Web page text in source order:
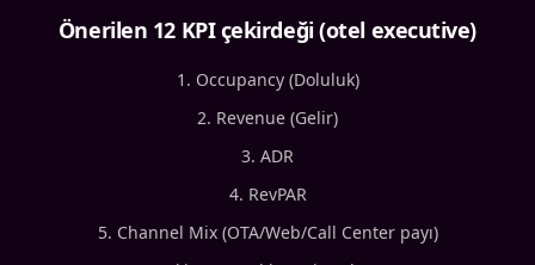
Önerilen 12 KPI çekirdeği (otel executive)
Occupancy (Doluluk)
Revenue (Gelir)
ADR
RevPAR
Channel Mix (OTA/Web/Call Center payı)